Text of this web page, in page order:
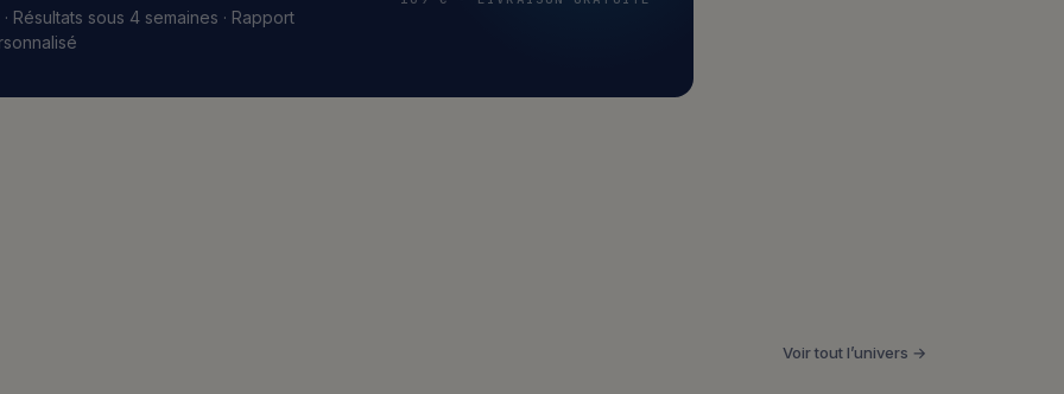
Résultats sous 4 semaines · Rapport
Voir tout l’univers →